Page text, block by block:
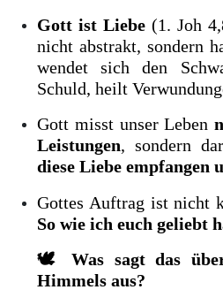
Gott ist Liebe (1. Joh
nicht abstrakt, sondern
wendet sich den
Schuld, heilt
Gott misst unser Leben
Leistungen, sondern
diese Liebe empfangen
Gottes Auftrag ist nicht
So wie ich euch geliebt
🕊
Was sagt das
Himmels aus?